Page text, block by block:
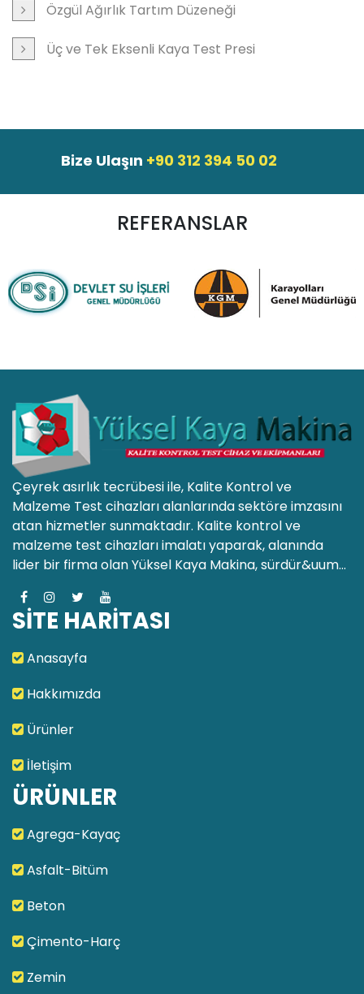
Özgül Ağırlık Tartım Düzeneği
Üç ve Tek Eksenli Kaya Test Presi
Bize Ulaşın +90 312 394 50 02
REFERANSLAR
Çeyrek asırlık tecrübesi ile, Kalite Kontrol ve
Malzeme Test cihazları alanlarında sektöre imzasını
atan hizmetler sunmaktadır. Kalite kontrol ve
malzeme test cihazları imalatı yaparak, alanında
lider bir firma olan Yüksel Kaya Makina, sürdür&uum...
SİTE HARİTASI
Anasayfa
Hakkımızda
Ürünler
İletişim
ÜRÜNLER
Agrega-Kayaç
Asfalt-Bitüm
Beton
Çimento-Harç
Zemin